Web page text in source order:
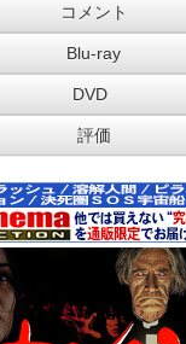
コメント
Blu-ray
DVD
評価